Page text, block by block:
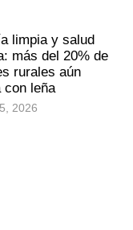
limpia y salud
más del 20% de
rurales aún
con leña
2026